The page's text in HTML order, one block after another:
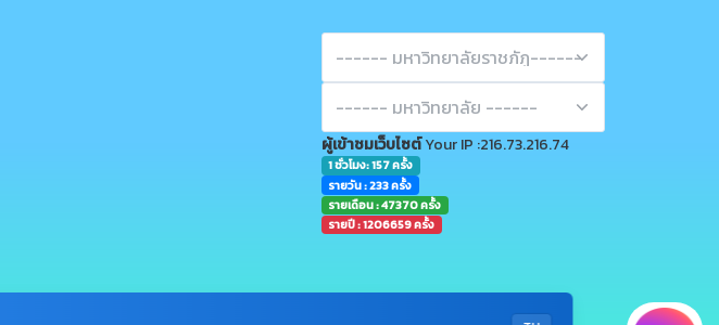
ผู้เข้าชมเว็บไซต์Your IP :216.73.216.74
1 ชั่วโมง: 157 ครั้ง
รายวัน : 233 ครั้ง
รายเดือน : 47370 ครั้ง
รายปี : 1206659 ครั้ง